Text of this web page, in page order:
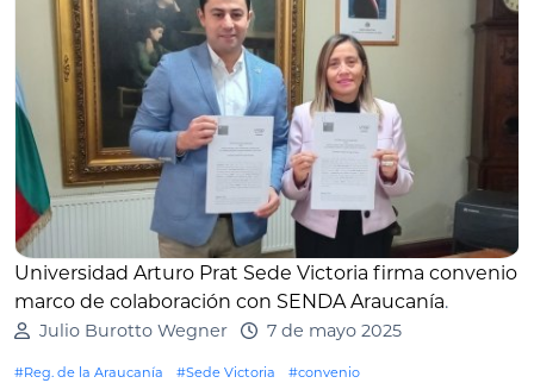
Universidad Arturo Prat Sede Victoria firma convenio
marco de colaboración con SENDA Araucanía.
Julio Burotto Wegner 7 de mayo 2025
#Reg. de la Araucanía #Sede Victoria #convenio